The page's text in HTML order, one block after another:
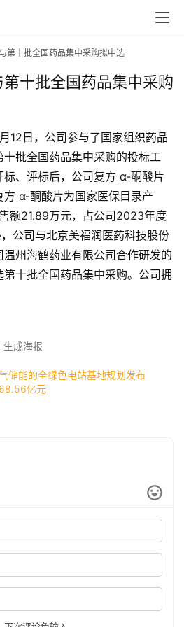
第十批全国药品集中采购拟中选
十批全国药品集中采购
12日，公司参与了国家组织药品
批全国药品集中采购的投标工
、评标后，公司复方 α-酮酸片
α-酮酸片为国家医保目录产
额21.89万元，占公司2023年度
公司与北京美福润医药科技股份
州海鹤药业有限公司合作研发的
十批全国药品集中采购。公司拥
生成海报
储能的全绿色电站基地规划发布
亿元